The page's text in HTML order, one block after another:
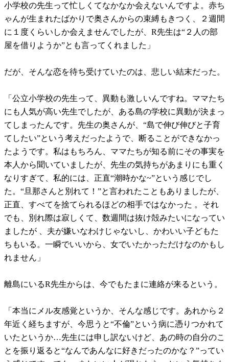
小学校の先生って忙しくてなかなか会えないんですよ。赤ち
ゃんが生まれたばかりで奥さんからの束縛もきつく、２週間
に１度くらいしか会えませんでしたが、R先生は“２人の部
屋を借りようか”とも言ってくれました」
だが、そんな恋を待ち受けていたのは、悲しい結末だった。
「公立小学校の先生って、異動も激しいんですね。ママたち
にも人気が高い先生でしたが、ある島の学校に異動が決まっ
てしまったんです。先生の奥さんが、“島で伸び伸びと子育
てしたい”という考えだったようで、断ることができなかっ
たようです。私はもちろん、ママたちが知る前にその事実を
本人から聞いていましたが、先生の気持ちがあまりにも重く
なりすぎて、私的には、正直“潮時かな~”という感じでし
た。“旦那さんと別れて！”と言われたこともありましたが、
正直、すべてを捨てられるほどの相手ではなかった 。それ
でも、別れ際は寂しくて、数週間は抜け殻みたいになってい
ましたが 、夫が嫌いなわけじゃないし、かわいい子どもた
ちもいる。一瞬でいいから、女でいたかっただけなのかもし
れません」
離島にいるR先生からは、今でもたまに連絡が来るという。
「本当にメル友感覚というか、そんな感じです。あれから２
年近く経ちますが、今思うと“不倫”という病に憑りつかれて
いたというか…先生には申し訳ないけど、あの時の自分のこ
とを振り返ると“なんであんなに好きだったのかな？”ってい